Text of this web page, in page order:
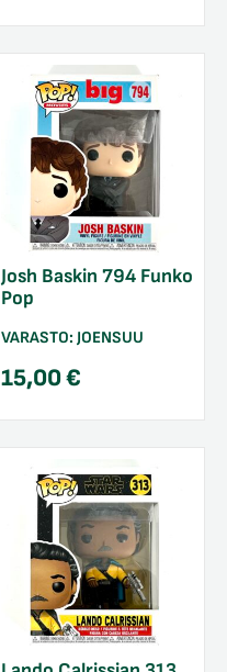
Josh Baskin 794 Funko
Pop
VARASTO: JOENSUU
15,00€